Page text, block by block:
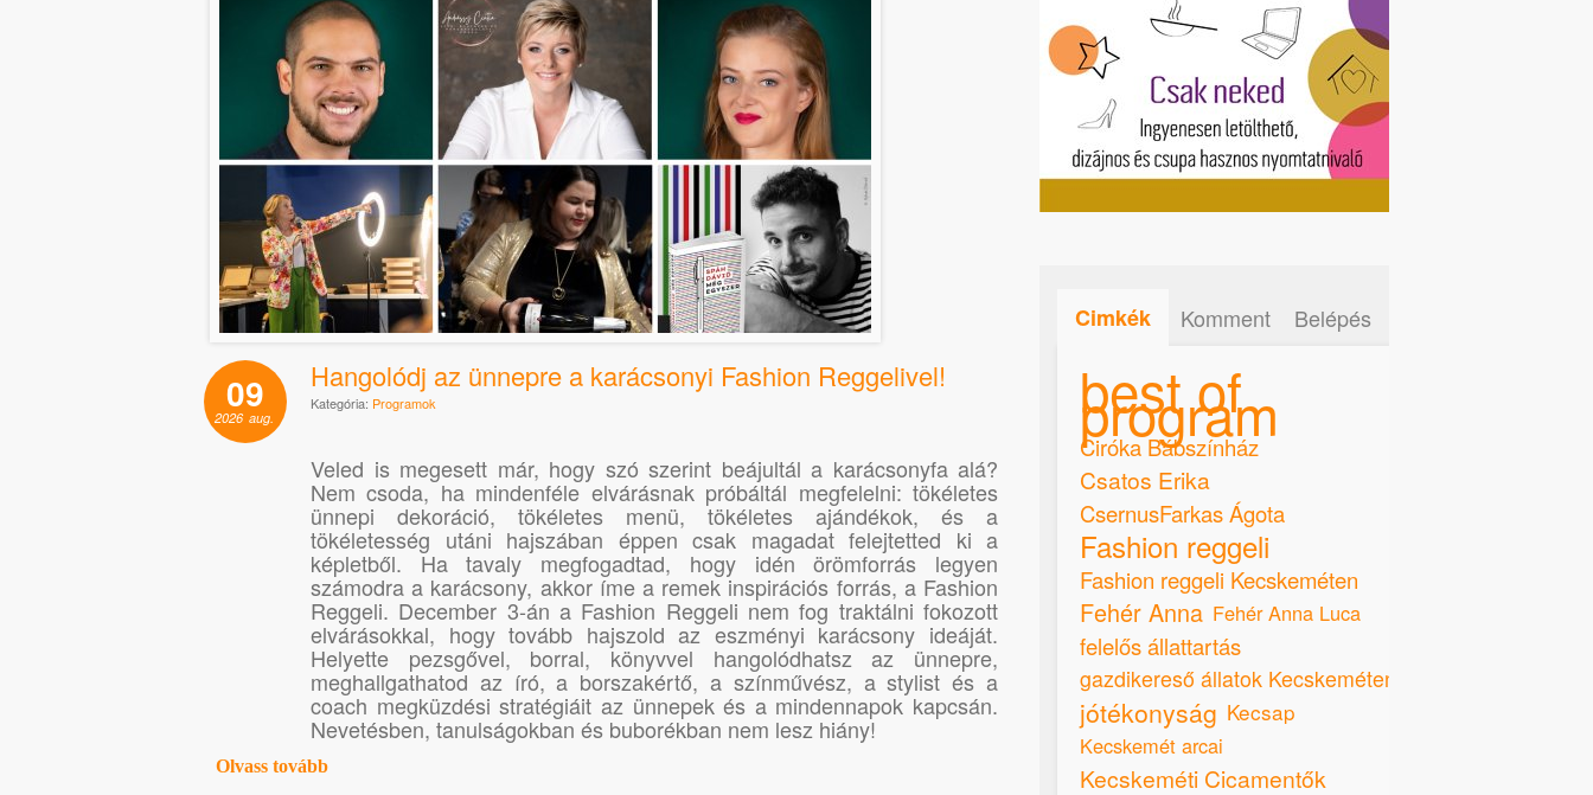
09
2026 aug.
Hangolódj az ünnepre a karácsonyi Fashion Reggelivel!
Kategória: Programok
Veled is megesett már, hogy szó szerint beájultál a karácsonyfa alá?
Nem csoda, ha mindenféle elvárásnak próbáltál megfelelni: tökéletes
ünnepi dekoráció, tökéletes menü, tökéletes ajándékok, és a
tökéletesség utáni hajszában éppen csak magadat felejtetted ki a
képletből. Ha tavaly megfogadtad, hogy idén örömforrás legyen
számodra a karácsony, akkor íme a remek inspirációs forrás, a Fashion
Reggeli. December 3-án a Fashion Reggeli nem fog traktálni fokozott
elvárásokkal, hogy tovább hajszold az eszményi karácsony ideáját.
Helyette pezsgővel, borral, könyvvel hangolódhatsz az ünnepre,
meghallgathatod az író, a borszakértő, a színművész, a stylist és a
coach megküzdési stratégiáit az ünnepek és a mindennapok kapcsán.
Nevetésben, tanulságokban és buborékban nem lesz hiány!
Olvass tovább
Cimkék Komment Belépés
best of
program
Ciróka Bábszínház
Csatos Erika
CsernusFarkas Ágota
Fashion reggeli
Fashion reggeli Kecskeméten
Fehér Anna Fehér Anna Luca
felelős állattartás
gazdikereső állatok Kecskeméten
jótékonyság Kecsap
Kecskemét arcai
Kecskeméti Cicamentők